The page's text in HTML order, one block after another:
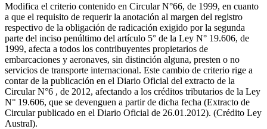
Modifica el criterio contenido en Circular N°66, de 1999, en cuanto
a que el requisito de requerir la anotación al margen del registro
respectivo de la obligación de radicación exigido por la segunda
parte del inciso penúltimo del artículo 5° de la Ley N° 19.606, de
1999, afecta a todos los contribuyentes propietarios de
embarcaciones y aeronaves, sin distinción alguna, presten o no
servicios de transporte internacional. Este cambio de criterio rige a
contar de la publicación en el Diario Oficial del extracto de la
Circular N°6 , de 2012, afectando a los créditos tributarios de la Ley
N° 19.606, que se devenguen a partir de dicha fecha (Extracto de
Circular publicado en el Diario Oficial de 26.01.2012). (Crédito Ley
Austral).